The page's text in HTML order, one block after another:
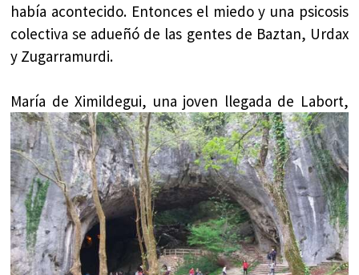
había acontecido. Entonces el miedo y una psicosis
colectiva se adueñó de las gentes de Baztan, Urdax
y Zugarramurdi.
María de Ximildegui, una joven llegada de Labort,